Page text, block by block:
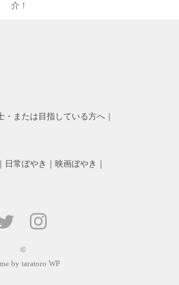
介！
・または目指している方へ
日常ぼやき 映画ぼやき
©
by taratoro WP